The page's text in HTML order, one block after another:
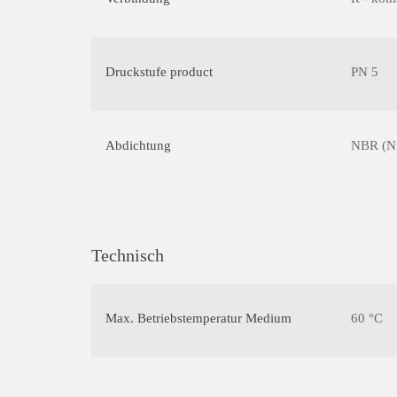
Druckstufe product PN 5
Abdichtung NBR
Technisch
Max. Betriebstemperatur Medium 60 °C